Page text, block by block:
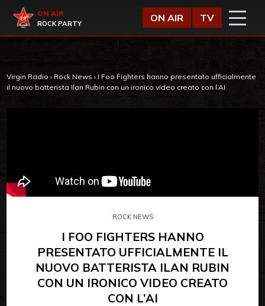
Virgin Radio
ON AIR
ROCK PARTY
ON AIR TV
Virgin Radio › Rock News › I Foo Fighters hanno presentato ufficialmente
il nuovo batterista Ilan Rubin con un ironico video creato con l’AI
ROCK NEWS
I FOO FIGHTERS HANNO
PRESENTATO UFFICIALMENTE IL
NUOVO BATTERISTA ILAN RUBIN
CON UN IRONICO VIDEO CREATO
CON L’AI